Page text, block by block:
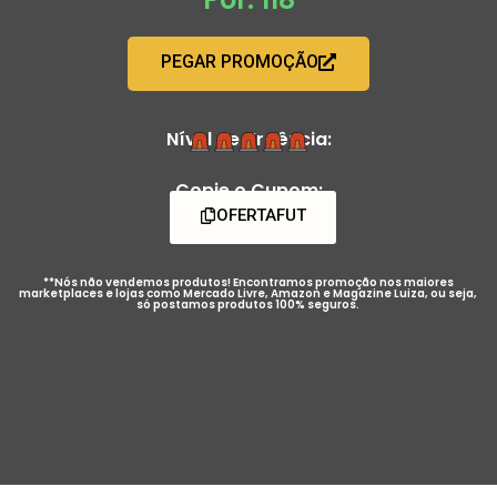
PEGAR PROMOÇÃO
Nível de Urgência:
Copie o Cupom:
OFERTAFUT
**Nós não vendemos produtos! Encontramos promoção nos maiores
marketplaces e lojas como Mercado Livre, Amazon e Magazine Luiza, ou seja,
só postamos produtos 100% seguros.